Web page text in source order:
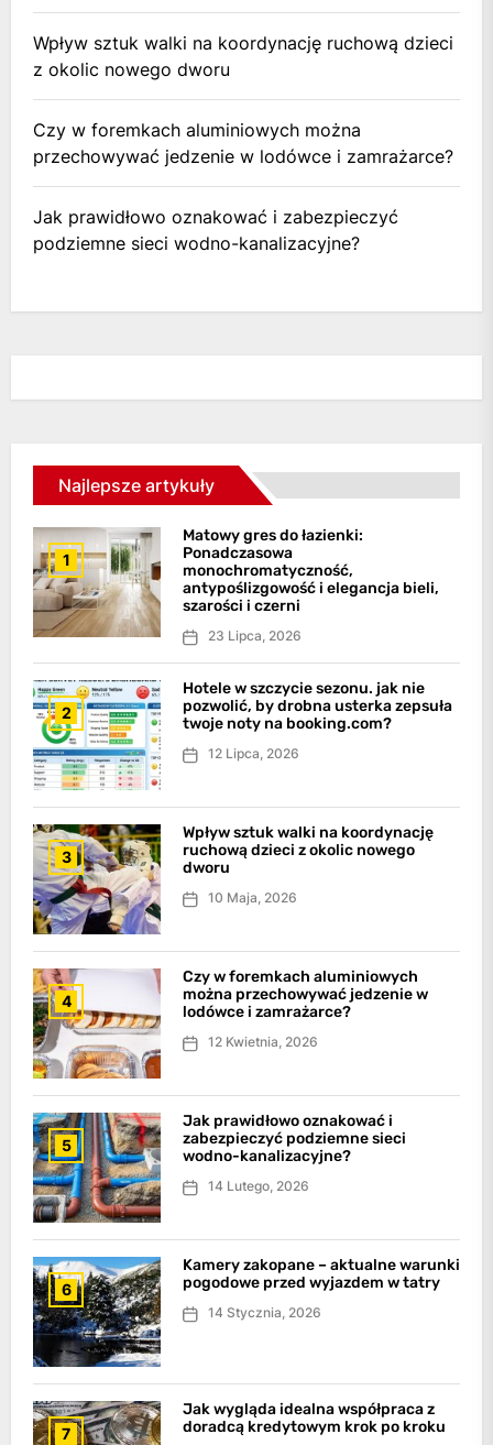
Wpływ sztuk walki na koordynację ruchową dzieci
z okolic nowego dworu
Czy w foremkach aluminiowych można
przechowywać jedzenie w lodówce i zamrażarce?
Jak prawidłowo oznakować i zabezpieczyć
podziemne sieci wodno-kanalizacyjne?
Najlepsze artykuły
1
Matowy gres do łazienki:
Ponadczasowa
monochromatyczność,
antypoślizgowość i elegancja bieli,
szarości i czerni
23 Lipca, 2026
2
Hotele w szczycie sezonu. jak nie
pozwolić, by drobna usterka zepsuła
twoje noty na booking.com?
12 Lipca, 2026
3
Wpływ sztuk walki na koordynację
ruchową dzieci z okolic nowego
dworu
10 Maja, 2026
4
Czy w foremkach aluminiowych
można przechowywać jedzenie w
lodówce i zamrażarce?
12 Kwietnia, 2026
5
Jak prawidłowo oznakować i
zabezpieczyć podziemne sieci
wodno-kanalizacyjne?
14 Lutego, 2026
6
Kamery zakopane – aktualne warunki
pogodowe przed wyjazdem w tatry
14 Stycznia, 2026
7
Jak wygląda idealna współpraca z
doradcą kredytowym krok po kroku